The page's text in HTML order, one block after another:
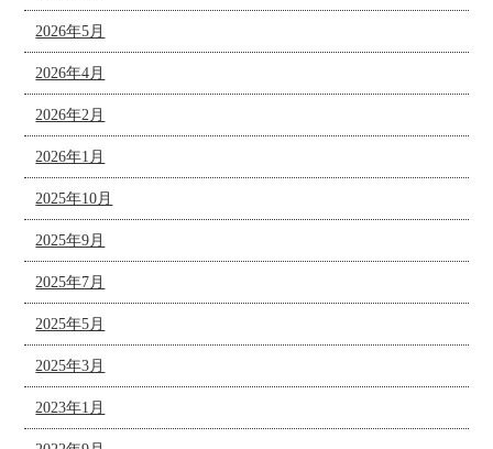
2026年5月
2026年4月
2026年2月
2026年1月
2025年10月
2025年9月
2025年7月
2025年5月
2025年3月
2023年1月